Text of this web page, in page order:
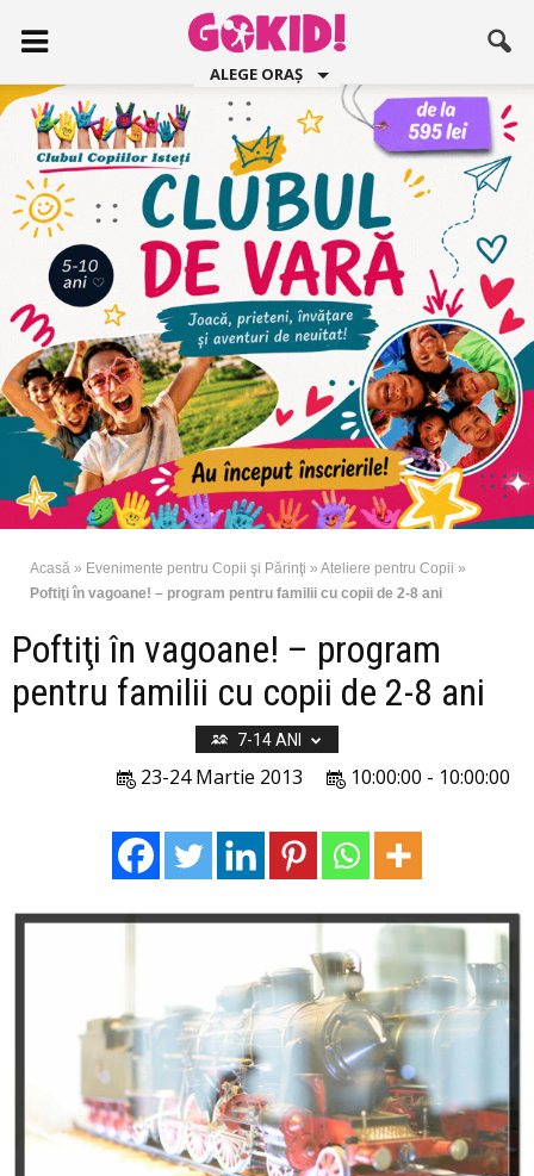
ALEGE ORAȘ
Acasă » Evenimente pentru Copii şi Părinţi » Ateliere pentru Copii »
Poftiţi în vagoane! – program pentru familii cu copii de 2-8 ani
Poftiţi în vagoane! – program
pentru familii cu copii de 2-8 ani
7-14 ANI
10:00:00 - 10:00:00
23-24 Martie 2013